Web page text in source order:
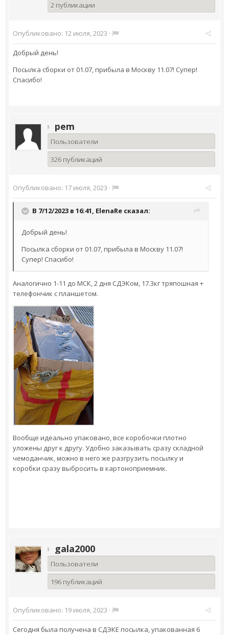
2 публикации
Опубликовано: 12 июля, 2023 ·
Добрый день!
Посылка сборки от 01.07, прибыла в Москву 11.07! Супер!
Спасибо!
pem
Пользователи
326 публикаций
Опубликовано: 17 июля, 2023 ·
В 7/12/2023 в 16:41, ElenaRe сказал:
Добрый день!
Посылка сборки от 01.07, прибыла в Москву 11.07!
Супер! Спасибо!
Аналогично 1-11 до МСК, 2 дня СДЭКом, 17.3кг тряпошная +
телефончик с планшетом.
Вообще идеально упаковано, все коробочки плотно
уложены друг к другу. Удобно заказывать сразу складной
чемоданчик, можно в него же разгрузить посылку и
коробки сразу выбросить в картоноприемник.
gala2000
Пользователи
196 публикаций
Опубликовано: 19 июля, 2023 ·
Сегодня была получена в СДЭКЕ посылка, упакованная 6